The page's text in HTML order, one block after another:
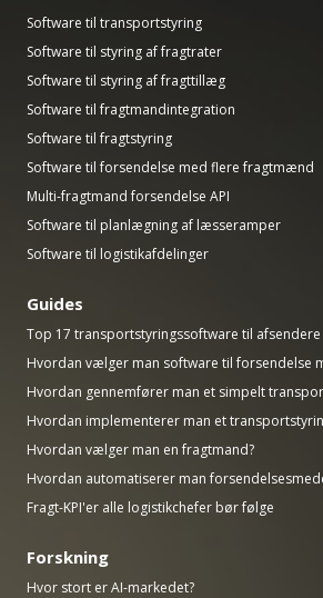
Software til transportstyring
Software til styring af fragtrater
Software til styring af fragttillæg
Software til fragtmandintegration
Software til fragtstyring
Software til forsendelse med flere fragtmænd
Multi-fragtmand forsendelse API
Software til planlægning af læsseramper
Software til logistikafdelinger
Guides
Top 17 transportstyringssoftware til afsendere
Hvordan vælger man software til forsendelse
Hvordan gennemfører man et simpelt
Hvordan implementerer man et
Hvordan vælger man en fragtmand?
Hvordan automatiserer man
Fragt-KPI'er alle logistikchefer bør følge
Forskning
Hvor stort er AI-markedet?